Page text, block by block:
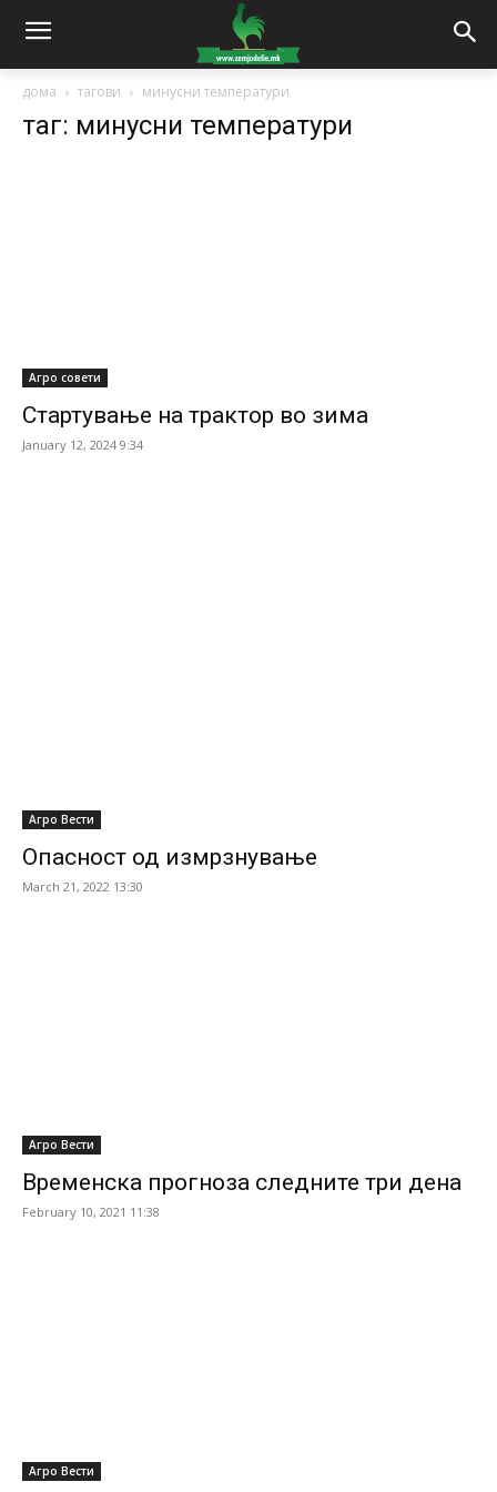
дома тагови минусни температури
таг: минусни температури
Агро совети
Стартување на трактор во зима
January 12, 2024 9:34
Агро Вести
Опасност од измрзнување
March 21, 2022 13:30
Агро Вести
Временска прогноза следните три дена
February 10, 2021 11:38
Агро Вести